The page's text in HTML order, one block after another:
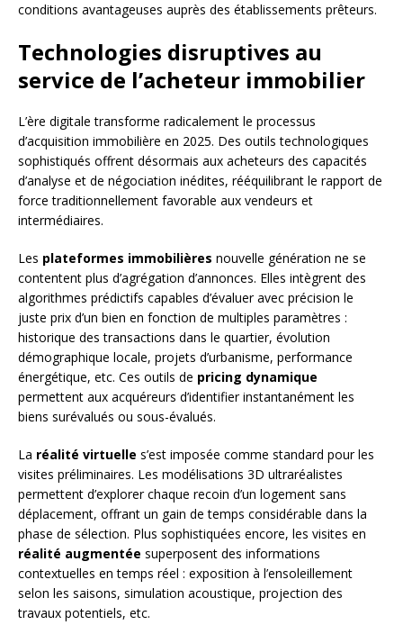
conditions avantageuses auprès des établissements prêteurs.
Technologies disruptives au
service de l’acheteur immobilier
L’ère digitale transforme radicalement le processus
d’acquisition immobilière en 2025. Des outils technologiques
sophistiqués offrent désormais aux acheteurs des capacités
d’analyse et de négociation inédites, rééquilibrant le rapport de
force traditionnellement favorable aux vendeurs et
intermédiaires.
Les plateformes immobilières nouvelle génération ne se
contentent plus d’agrégation d’annonces. Elles intègrent des
algorithmes prédictifs capables d’évaluer avec précision le
juste prix d’un bien en fonction de multiples paramètres :
historique des transactions dans le quartier, évolution
démographique locale, projets d’urbanisme, performance
énergétique, etc. Ces outils de pricing dynamique
permettent aux acquéreurs d’identifier instantanément les
biens surévalués ou sous-évalués.
La réalité virtuelle s’est imposée comme standard pour les
visites préliminaires. Les modélisations 3D ultraréalistes
permettent d’explorer chaque recoin d’un logement sans
déplacement, offrant un gain de temps considérable dans la
phase de sélection. Plus sophistiquées encore, les visites en
réalité augmentée superposent des informations
contextuelles en temps réel : exposition à l’ensoleillement
selon les saisons, simulation acoustique, projection des
travaux potentiels, etc.